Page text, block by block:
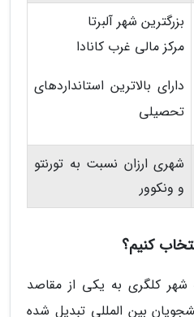
بزرگترین شهر آلبرتا
مرکز مالی غرب کانادا
دارای بالاترین استانداردهای
تحصیلی
شهری ارزان نسبت به تورنتو
و ونکوور
کنیم؟
شهر کلگری به یکی از مقاصد
بین المللی تبدیل شده